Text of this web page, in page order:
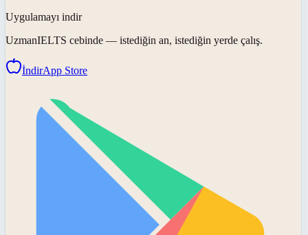
Uygulamayı indir
UzmanIELTS cebinde — istediğin an, istediğin yerde çalış.
İndirApp Store